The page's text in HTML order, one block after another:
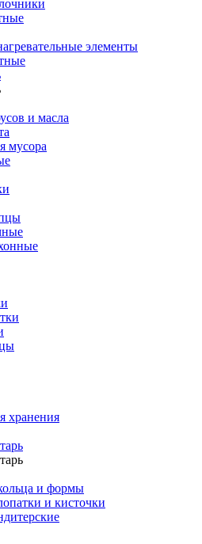
элементы
и масла
мусора
хранения
и формы
и кисточки